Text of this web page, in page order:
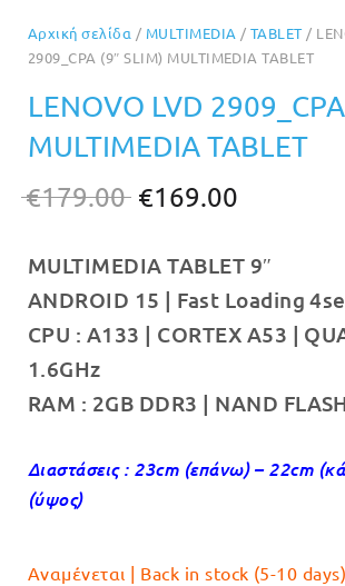
Αρχική σελίδα / MULTIMEDIA / TABLET/
2909_CPA (9″ SLIM) MULTIMEDIA TABLET
LENOVO LVD
MULTIMEDIA TABLET
€179.00 Original
was:
€179.00.
€169.00
τιμή
είναι:
€169.00.
MULTIMEDIA TABLET 9″
ANDROID 15 | Fast Loading
CPU : A133 | CORTEX A53 |
1.6GHz
RAM : 2GB DDR3 | NAND
Διαστάσεις : 23cm (επάνω) – 22cm
(ύψος)
Αναμένεται | Back in stock (5-10 days)